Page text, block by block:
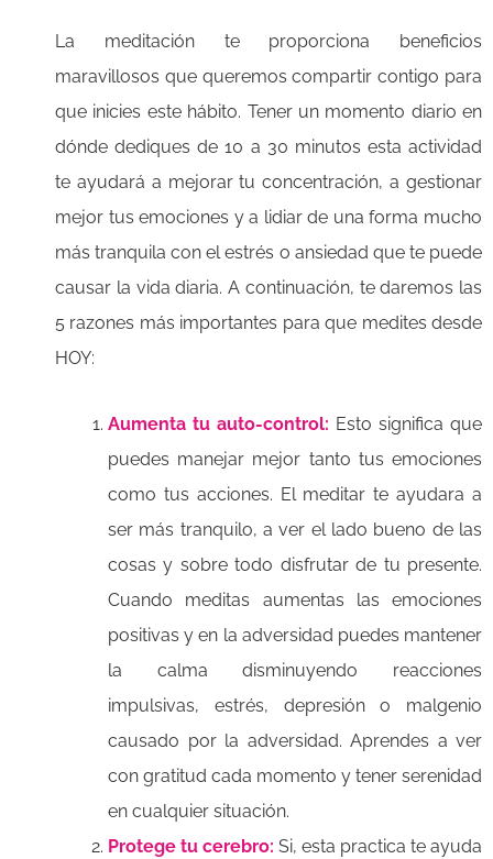
La meditación te proporciona beneficios
maravillosos que queremos compartir contigo para
que inicies este hábito. Tener un momento diario en
dónde dediques de 10 a 30 minutos esta actividad
te ayudará a mejorar tu concentración, a gestionar
mejor tus emociones y a lidiar de una forma mucho
más tranquila con el estrés o ansiedad que te puede
causar la vida diaria. A continuación, te daremos las
5 razones más importantes para que medites desde
HOY:
Aumenta tu auto-control: Esto significa que
puedes manejar mejor tanto tus emociones
como tus acciones. El meditar te ayudara a
ser más tranquilo, a ver el lado bueno de las
cosas y sobre todo disfrutar de tu presente.
Cuando meditas aumentas las emociones
positivas y en la adversidad puedes mantener
la calma disminuyendo reacciones
impulsivas, estrés, depresión o malgenio
causado por la adversidad. Aprendes a ver
con gratitud cada momento y tener serenidad
en cualquier situación.
Protege tu cerebro: Si, esta practica te ayuda